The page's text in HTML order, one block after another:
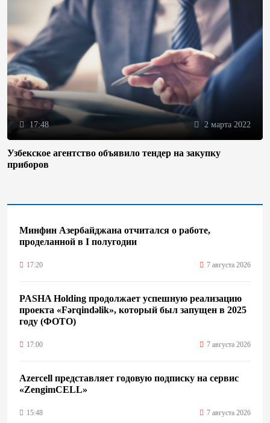
17:48 2 марта 2022
Узбекское агентство объявило тендер на закупку
приборов
Минфин Азербайджана отчитался о работе,
проделанной в I полугодии
17:20 7 августа 2026
PASHA Holding продолжает успешную реализацию
проекта «Fərqindəlik», который был запущен в 2025
году (ФОТО)
17:00 7 августа 2026
Azercell представляет годовую подписку на сервис
«ZengimCELL»
15:48 7 августа 2026